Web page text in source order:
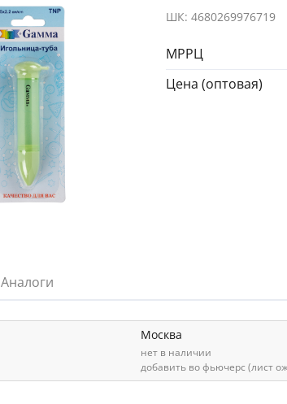
ШК: 4680269976719
МРРЦ
Цена (оптовая)
Аналоги
Москва
нет в наличии
добавить во фьючерс (лист